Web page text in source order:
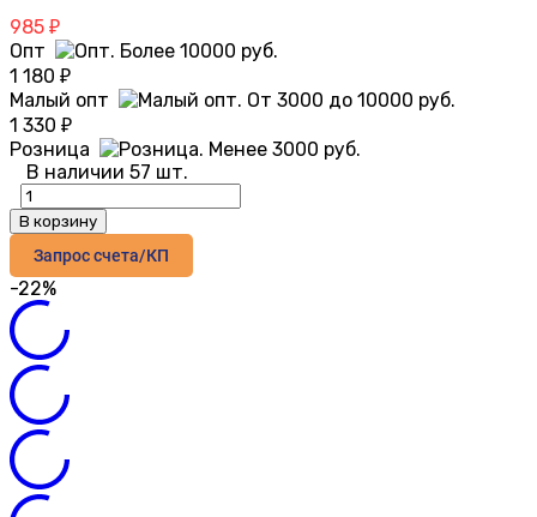
985 ₽
Опт
1 180 ₽
Малый опт
1 330 ₽
Розница
В наличии 57 шт.
В корзину
Запрос счета/КП
-22%